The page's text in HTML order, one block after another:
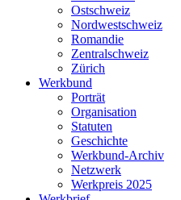
Ostschweiz
Nordwestschweiz
Romandie
Zentralschweiz
Zürich
Werkbund
Porträt
Organisation
Statuten
Geschichte
Werkbund-Archiv
Netzwerk
Werkpreis 2025